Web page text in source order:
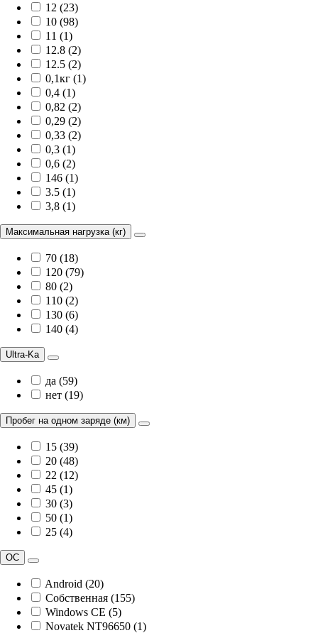
12 (23)
10 (98)
11 (1)
12.8 (2)
12.5 (2)
0,1кг (1)
0,4 (1)
0,82 (2)
0,29 (2)
0,33 (2)
0,3 (1)
0,6 (2)
146 (1)
3.5 (1)
3,8 (1)
Максимальная нагрузка (кг)
70 (18)
120 (79)
80 (2)
110 (2)
130 (6)
140 (4)
Ultra-Ka
да (59)
нет (19)
Пробег на одном заряде (км)
15 (39)
20 (48)
22 (12)
45 (1)
30 (3)
50 (1)
25 (4)
ОС
Android (20)
Собственная (155)
Windows CE (5)
Novatek NT96650 (1)